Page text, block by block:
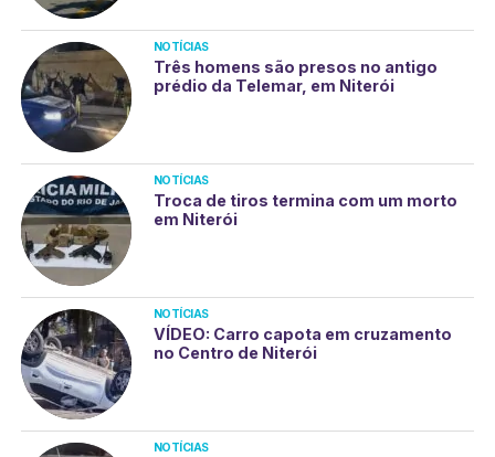
NOTÍCIAS
Três homens são presos no antigo
prédio da Telemar, em Niterói
NOTÍCIAS
Troca de tiros termina com um morto
em Niterói
NOTÍCIAS
VÍDEO: Carro capota em cruzamento
no Centro de Niterói
NOTÍCIAS